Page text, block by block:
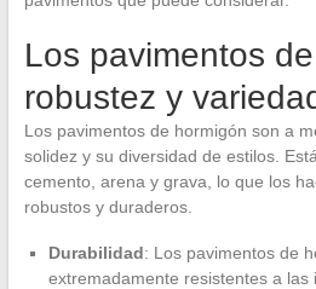
Los pavimentos
robustez y
Los pavimentos de hormigón son a
solidez y su diversidad de estilos.
cemento, arena y grava, lo que los
robustos y duraderos.
Durabilidad: Los pavimentos de
extremadamente resistentes a las